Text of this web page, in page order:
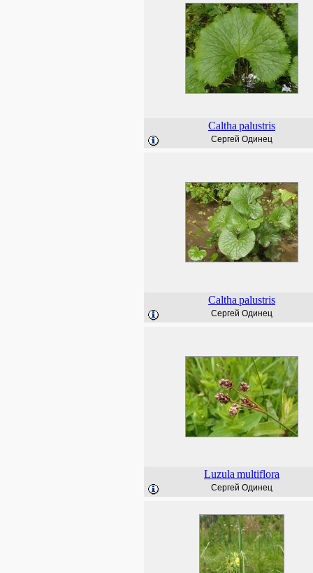
Caltha palustris
Сергей Одинец
Caltha palustris
Сергей Одинец
Luzula multiflora
Сергей Одинец